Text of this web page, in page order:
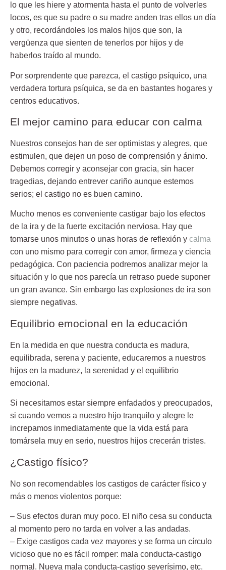
lo que les hiere y atormenta hasta el punto de volverles
locos, es que su padre o su madre anden tras ellos un día
y otro, recordándoles los malos hijos que son, la
vergüenza que sienten de tenerlos por hijos y de
haberlos traído al mundo.
Por sorprendente que parezca, el castigo psíquico, una
verdadera tortura psíquica, se da en bastantes hogares y
centros educativos.
El mejor camino para educar con calma
Nuestros consejos han de ser optimistas y alegres, que
estimulen, que dejen un poso de comprensión y ánimo.
Debemos corregir y aconsejar con gracia, sin hacer
tragedias, dejando entrever cariño aunque estemos
serios; el castigo no es buen camino.
Mucho menos es conveniente castigar bajo los efectos
de la ira y de la fuerte excitación nerviosa. Hay que
tomarse unos minutos o unas horas de reflexión y calma
con uno mismo para corregir con amor, firmeza y ciencia
pedagógica. Con paciencia podremos analizar mejor la
situación y lo que nos parecía un retraso puede suponer
un gran avance. Sin embargo las explosiones de ira son
siempre negativas.
Equilibrio emocional en la educación
En la medida en que nuestra conducta es madura,
equilibrada, serena y paciente, educaremos a nuestros
hijos en la madurez, la serenidad y el equilibrio
emocional.
Si necesitamos estar siempre enfadados y preocupados,
si cuando vemos a nuestro hijo tranquilo y alegre le
increpamos inmediatamente que la vida está para
tomársela muy en serio, nuestros hijos crecerán tristes.
¿Castigo físico?
No son recomendables los castigos de carácter físico y
más o menos violentos porque:
– Sus efectos duran muy poco. El niño cesa su conducta
al momento pero no tarda en volver a las andadas.
– Exige castigos cada vez mayores y se forma un círculo
vicioso que no es fácil romper: mala conducta-castigo
normal. Nueva mala conducta-castigo severísimo, etc.